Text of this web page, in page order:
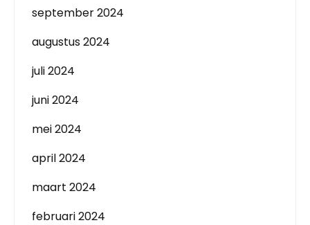
september 2024
augustus 2024
juli 2024
juni 2024
mei 2024
april 2024
maart 2024
februari 2024